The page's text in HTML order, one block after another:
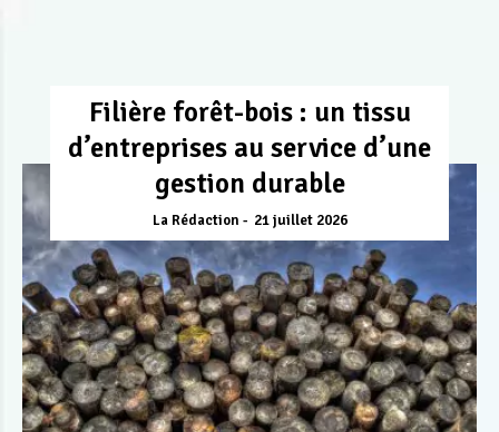
Filière forêt-bois : un tissu
d’entreprises au service d’une
gestion durable
La Rédaction 21 juillet 2026